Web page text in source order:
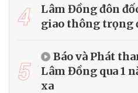
4
Lâm Đồng đôn
giao thông trọng
5
Báo và Phát
Lâm Đồng qua 1
xa